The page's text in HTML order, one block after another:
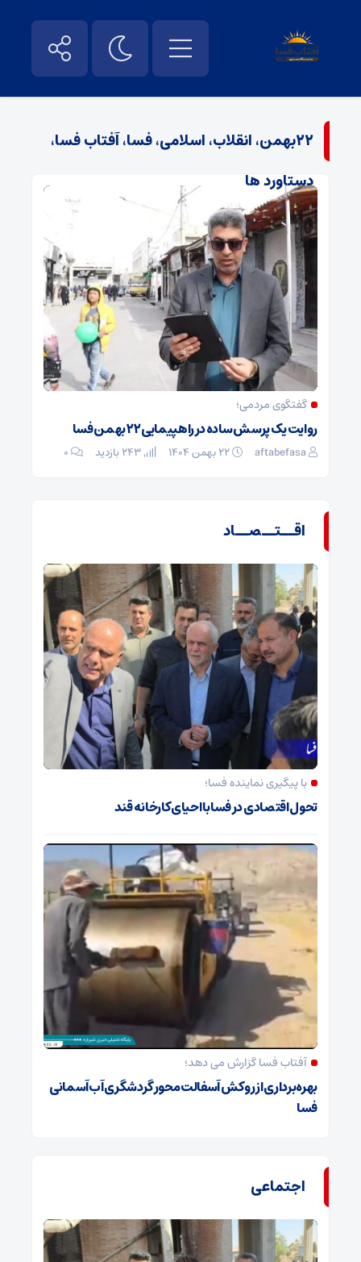
۲۲بهمن، انقلاب، اسلامی، فسا، آفتاب فسا،
دستاورد ها
گفتگوی مردمی؛
روایت یک پرسش ساده در راهپیمایی ۲۲ بهمن فسا
aftabefasa ۰
اقــتــصــاد
با پیگیری نماینده فسا؛
تحول اقتصادی در فسا با احیای کارخانه قند
آفتاب فسا گزارش می دهد؛
بهره‌برداری از روکش آسفالت محور گردشگری آب‌آسمانی
فسا
اجتماعی